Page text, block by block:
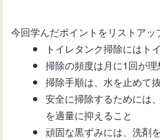
今回学んだポイントをリストアッ
トイレタンク掃除にはト
掃除の頻度は月に1回が
掃除手順は、水を止めて
安全に掃除するためには
を適量に抑えること
頑固な黒ずみには、洗剤